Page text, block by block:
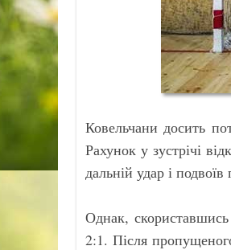
Ковельчани досить
Рахунок у зустрічі
дальній удар і
Однак,
2:1. Після